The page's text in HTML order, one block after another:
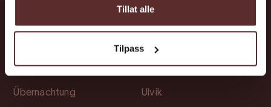
Tillat alle
Tilpass
Übernachtung
Orte
Ulvik